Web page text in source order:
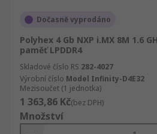
Dočasně vyprodáno
Polyhex 4 Gb NXP i.MX 8M 1.6
paměť LPDDR4
Skladové číslo RS 282-4027
Výrobní číslo Model Infinity-D4E32
Mezisoučet (1 jednotka)
1 363,86 Kč(bez DPH)
Množství